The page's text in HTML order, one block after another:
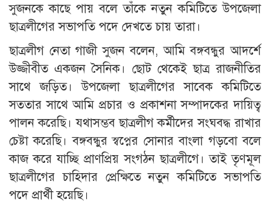
সুজনকে কাছে পায় বলে তাঁকে নতুন কমিটিতে উপজেলা
ছাত্রলীগের সভাপতি পদে দেখতে চায় তারা।
ছাত্রলীগ নেতা গাজী সুজন বলেন, আমি বঙ্গবন্ধুর আদর্শে
উজ্জীবীত একজন সৈনিক। ছোট থেকেই ছাত্র রাজনীতির
সাথে জড়িত। উপজেলা ছাত্রলীগের সাবেক কমিটিতে
সততার সাথে আমি প্রচার ও প্রকাশনা সম্পাদকের দায়িত্ব
পালন করেছি। যথাসম্ভব ছাত্রলীগ কর্মীদের সংঘবদ্ধ রাখার
চেষ্টা করেছি। বঙ্গবন্ধুর স্বপ্নের সোনার বাংলা গড়বো বলে
কাজ করে যাচ্ছি প্রাণপ্রিয় সংগঠন ছাত্রলীগে। তাই তৃণমূল
ছাত্রলীগের চাহিদার প্রেক্ষিতে নতুন কমিটিতে সভাপতি
পদে প্রার্থী হয়েছি।